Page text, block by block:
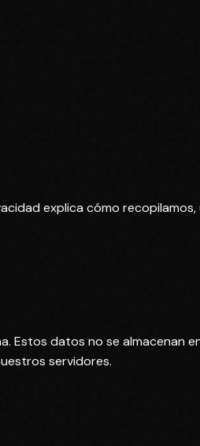
explica cómo
Estos datos no se almacenan
servidores.